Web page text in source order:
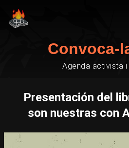
Convoca-
Agenda activista i
Presentación del
son nuestras con